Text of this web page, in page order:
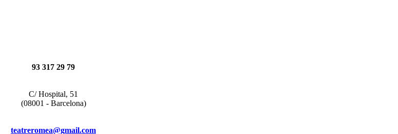
93 317 29 79
C/ Hospital, 51
(08001 - Barcelona)
teatreromea@gmail.com